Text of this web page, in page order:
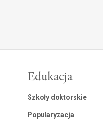
Edukacja
Szkoły doktorskie
Popularyzacja